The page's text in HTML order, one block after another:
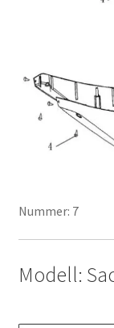
Nummer: 7
Modell: